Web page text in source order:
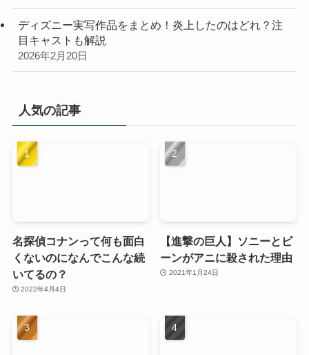
ディズニー実写作品をまとめ！炎上したのはどれ？注
目キャストも解説
2026年2月20日
人気の記事
名探偵コナンって何も面白
くないのになんでこんな続
いてるの？
2022年4月4日
【進撃の巨人】ソニーとビ
ーンがアニに殺された理由
2021年1月24日